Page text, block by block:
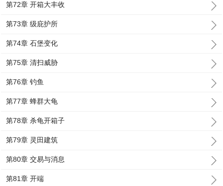
第72章 开箱大丰收
第73章 级庇护所
第74章 石堡变化
第75章 清扫威胁
第76章 钓鱼
第77章 蜂群大龟
第78章 杀龟开箱子
第79章 灵田建筑
第80章 交易与消息
第81章 开端